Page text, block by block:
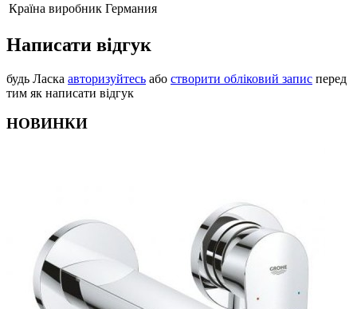
Країна виробник Германия
Написати відгук
будь Ласка авторизуйтесь або створити обліковий запис перед
тим як написати відгук
НОВИНКИ